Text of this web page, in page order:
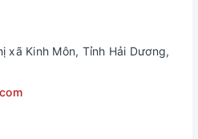
xã Kinh Môn, Tỉnh Hải Dương,